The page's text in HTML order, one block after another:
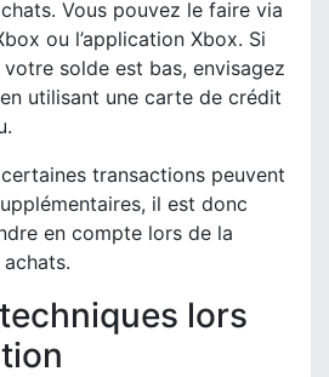
Vous pouvez le faire via
ou l’application Xbox. Si
solde est bas, envisagez
utilisant une carte de crédit
transactions peuvent
il est donc
en compte lors de la
lors